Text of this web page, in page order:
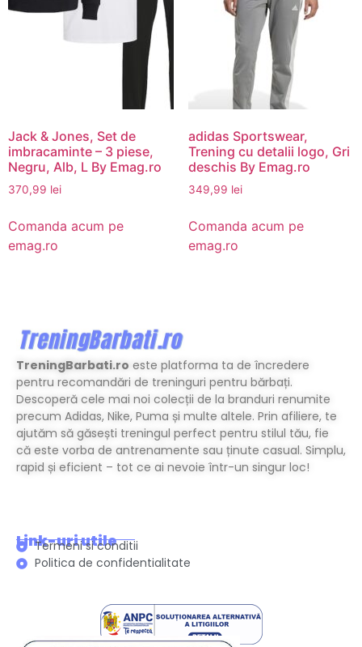
Jack & Jones, Set de
imbracaminte – 3 piese,
Negru, Alb, L By Emag.ro
370,99 lei
Comanda acum pe
emag.ro
adidas Sportswear,
Trening cu detalii logo, Gri
deschis By Emag.ro
349,99 lei
Comanda acum pe
emag.ro
TreningBarbati.ro este platforma ta de încredere
pentru recomandări de treninguri pentru bărbați.
Descoperă cele mai noi colecții de la branduri renumite
precum Adidas, Nike, Puma și multe altele. Prin afiliere, te
ajutăm să găsești treningul perfect pentru stilul tău, fie
că este vorba de antrenamente sau ținute casual. Simplu,
rapid și eficient – tot ce ai nevoie într-un singur loc!
Link-uri utile
Termeni si conditii
Politica de confidentialitate